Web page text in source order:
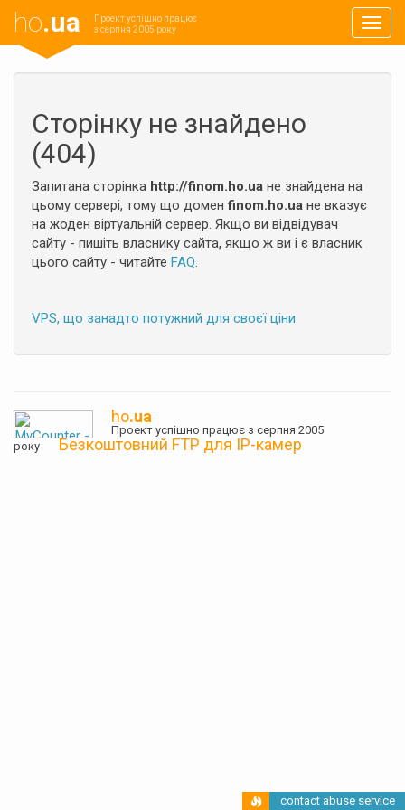
ho.ua
Проект успішно працює
з серпня 2005 року
Сторінку не знайдено
(404)
Запитана сторінка http://finom.ho.ua не знайдена на
цьому сервері, тому що доменfinom.ho.ua не вказує
на жоден віртуальній сервер. Якщо ви відвідувач
сайту - пишіть власнику сайта, якщо ж ви і є власник
цього сайту - читайте FAQ.
VPS, що занадто потужний для своєї ціни
ho.ua
Проект успішно працює з серпня 2005
року Безкоштовний FTP для IP-камер
contact abuse service